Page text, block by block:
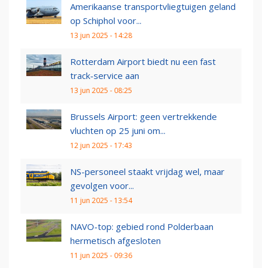
Amerikaanse transportvliegtuigen geland
op Schiphol voor...
13 jun 2025 - 14:28
Rotterdam Airport biedt nu een fast
track-service aan
13 jun 2025 - 08:25
Brussels Airport: geen vertrekkende
vluchten op 25 juni om...
12 jun 2025 - 17:43
NS-personeel staakt vrijdag wel, maar
gevolgen voor...
11 jun 2025 - 13:54
NAVO-top: gebied rond Polderbaan
hermetisch afgesloten
11 jun 2025 - 09:36